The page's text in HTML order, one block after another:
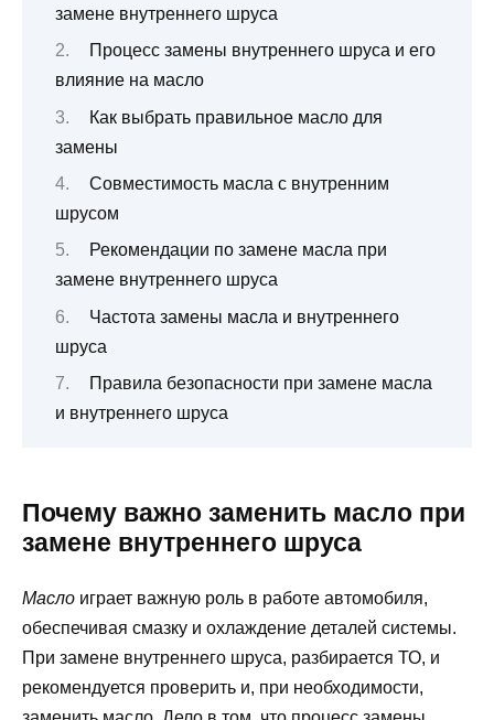
замене внутреннего шруса
Процесс замены внутреннего шруса и его
влияние на масло
Как выбрать правильное масло для
замены
Совместимость масла с внутренним
шрусом
Рекомендации по замене масла при
замене внутреннего шруса
Частота замены масла и внутреннего
шруса
Правила безопасности при замене масла
и внутреннего шруса
Почему важно заменить масло при
замене внутреннего шруса
Масло играет важную роль в работе автомобиля,
обеспечивая смазку и охлаждение деталей системы.
При замене внутреннего шруса, разбирается ТО, и
рекомендуется проверить и, при необходимости,